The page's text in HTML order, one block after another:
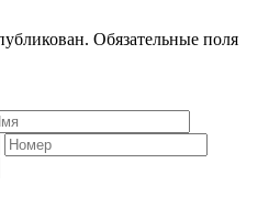
Обязательные поля